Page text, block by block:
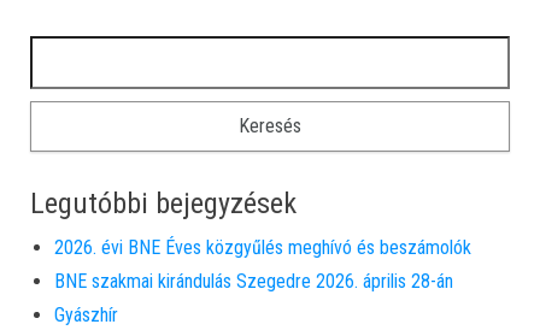
Legutóbbi bejegyzések
2026. évi BNE Éves közgyűlés meghívó és beszámolók
BNE szakmai kirándulás Szegedre 2026. április 28-án
Gyászhír